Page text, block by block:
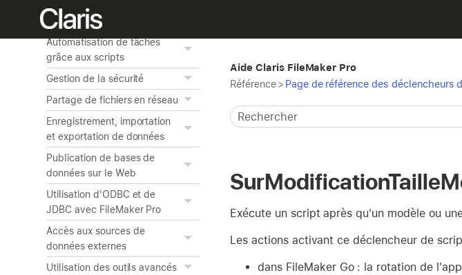
partir de données
Automatisation de tâches
grâce aux scripts
Gestion de la sécurité
Partage de fichiers en réseau
Enregistrement, importation
et exportation de données
Publication de bases de
données sur le Web
Utilisation d'ODBC et de
JDBC avec FileMaker Pro
Accès aux sources de
données externes
Utilisation des outils avancés
Aide Claris FileMaker Pro
Référence> Page de référence des déclencheurs
Exécute un script après qu'un modèle ou
Les actions activant ce déclencheur de
dans FileMaker Go : la rotation de